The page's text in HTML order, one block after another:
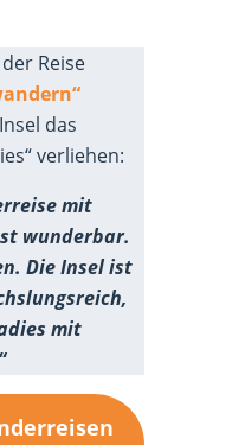
Reise
das
verliehen:
mit
wunderbar.
Die Insel ist
mit